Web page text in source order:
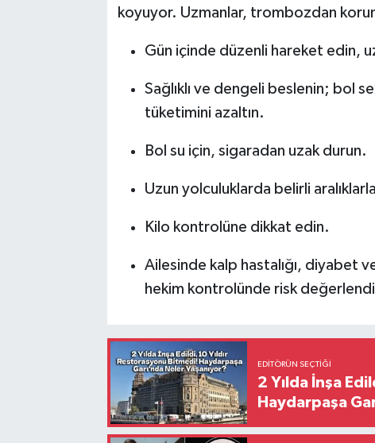
koyuyor. Uzmanlar, trombozdan
Gün içinde düzenli hareket edin,
Sağlıklı ve dengeli beslenin; bol
tüketimini azaltın.
Bol su için, sigaradan uzak durun.
Uzun yolculuklarda belirli
Kilo kontrolüne dikkat edin.
Ailesinde kalp hastalığı, diyabet
hekim kontrolünde risk
EDITÖRÜN SEÇTIĞI
2 Yılda İnşa
Haydarpaşa